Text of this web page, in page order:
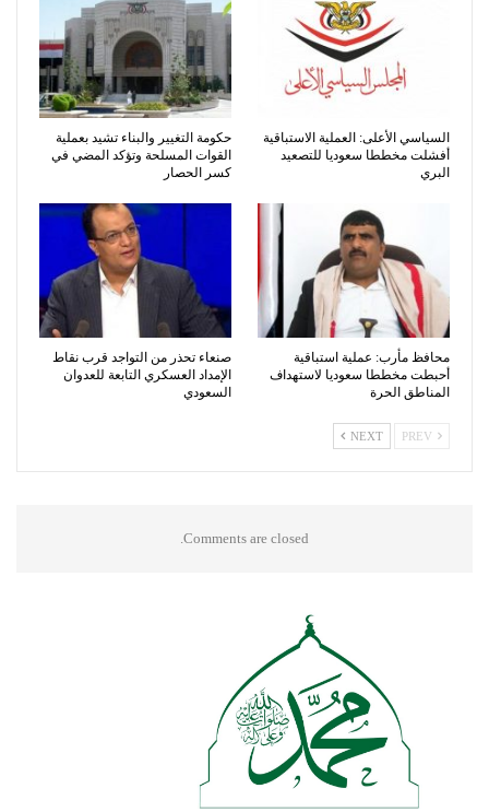
السياسي الأعلى: العملية الاستباقية
أفشلت مخططا سعوديا للتصعيد
البري
حكومة التغيير والبناء تشيد بعملية
القوات المسلحة وتؤكد المضي في
كسر الحصار
محافظ مأرب: عملية استباقية
أحبطت مخططا سعوديا لاستهداف
المناطق الحرة
صنعاء تحذر من التواجد قرب نقاط
الإمداد العسكري التابعة للعدوان
السعودي
NEXT
Comments are closed.